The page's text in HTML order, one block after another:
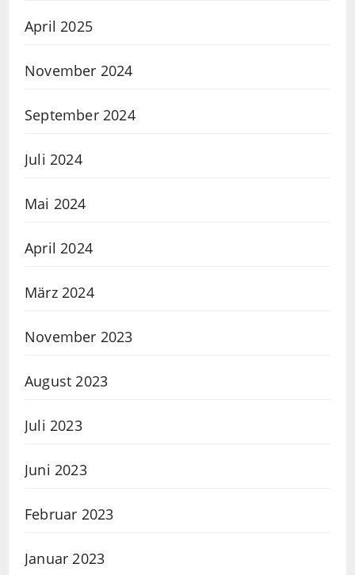
April 2025
November 2024
September 2024
Juli 2024
Mai 2024
April 2024
März 2024
November 2023
August 2023
Juli 2023
Juni 2023
Februar 2023
Januar 2023